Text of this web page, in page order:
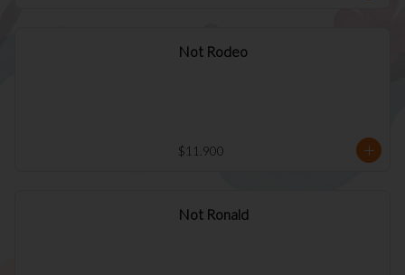
Not Rodeo
$11.900
Not Ronald